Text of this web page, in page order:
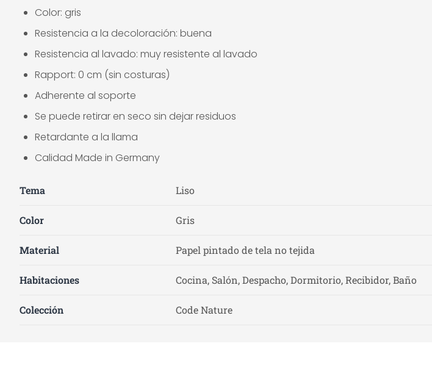
Color: gris
Resistencia a la decoloración: buena
Resistencia al lavado: muy resistente al lavado
Rapport: 0 cm (sin costuras)
Adherente al soporte
Se puede retirar en seco sin dejar residuos
Retardante a la llama
Calidad Made in Germany
Tema Liso
Color Gris
Material Papel pintado de tela no tejida
Habitaciones Cocina, Salón, Despacho, Dormitorio, Recibidor, Baño
Colección Code Nature